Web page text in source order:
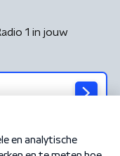
1 in jouw